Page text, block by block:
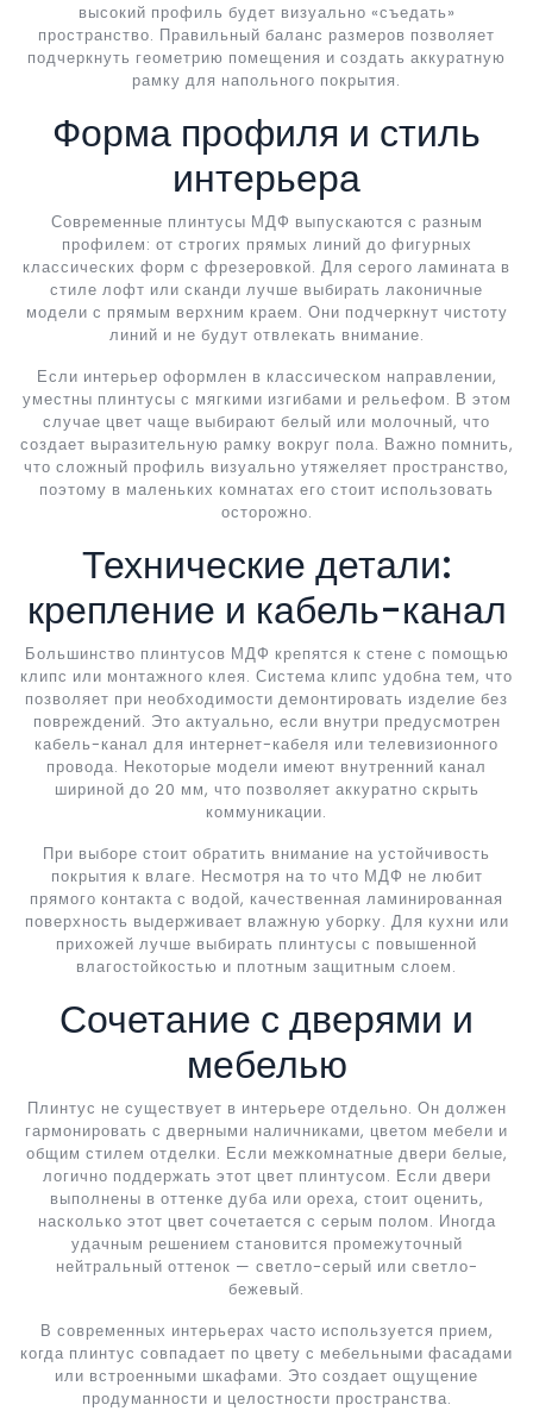
высокий профиль будет визуально «съедать»
пространство. Правильный баланс размеров позволяет
подчеркнуть геометрию помещения и создать аккуратную
рамку для напольного покрытия.
Форма профиля и стиль
интерьера
Современные плинтусы МДФ выпускаются с разным
профилем: от строгих прямых линий до фигурных
классических форм с фрезеровкой. Для серого ламината в
стиле лофт или сканди лучше выбирать лаконичные
модели с прямым верхним краем. Они подчеркнут чистоту
линий и не будут отвлекать внимание.
Если интерьер оформлен в классическом направлении,
уместны плинтусы с мягкими изгибами и рельефом. В этом
случае цвет чаще выбирают белый или молочный, что
создает выразительную рамку вокруг пола. Важно помнить,
что сложный профиль визуально утяжеляет пространство,
поэтому в маленьких комнатах его стоит использовать
осторожно.
Технические детали:
крепление и кабель-канал
Большинство плинтусов МДФ крепятся к стене с помощью
клипс или монтажного клея. Система клипс удобна тем, что
позволяет при необходимости демонтировать изделие без
повреждений. Это актуально, если внутри предусмотрен
кабель-канал для интернет-кабеля или телевизионного
провода. Некоторые модели имеют внутренний канал
шириной до 20 мм, что позволяет аккуратно скрыть
коммуникации.
При выборе стоит обратить внимание на устойчивость
покрытия к влаге. Несмотря на то что МДФ не любит
прямого контакта с водой, качественная ламинированная
поверхность выдерживает влажную уборку. Для кухни или
прихожей лучше выбирать плинтусы с повышенной
влагостойкостью и плотным защитным слоем.
Сочетание с дверями и
мебелью
Плинтус не существует в интерьере отдельно. Он должен
гармонировать с дверными наличниками, цветом мебели и
общим стилем отделки. Если межкомнатные двери белые,
логично поддержать этот цвет плинтусом. Если двери
выполнены в оттенке дуба или ореха, стоит оценить,
насколько этот цвет сочетается с серым полом. Иногда
удачным решением становится промежуточный
нейтральный оттенок — светло-серый или светло-
бежевый.
В современных интерьерах часто используется прием,
когда плинтус совпадает по цвету с мебельными фасадами
или встроенными шкафами. Это создает ощущение
продуманности и целостности пространства.